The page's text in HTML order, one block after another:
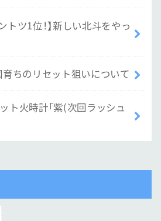
トツ1位！】新しい北斗をやっ
育ちのリセット狙いについて
火時計「紫(次回ラッシュ